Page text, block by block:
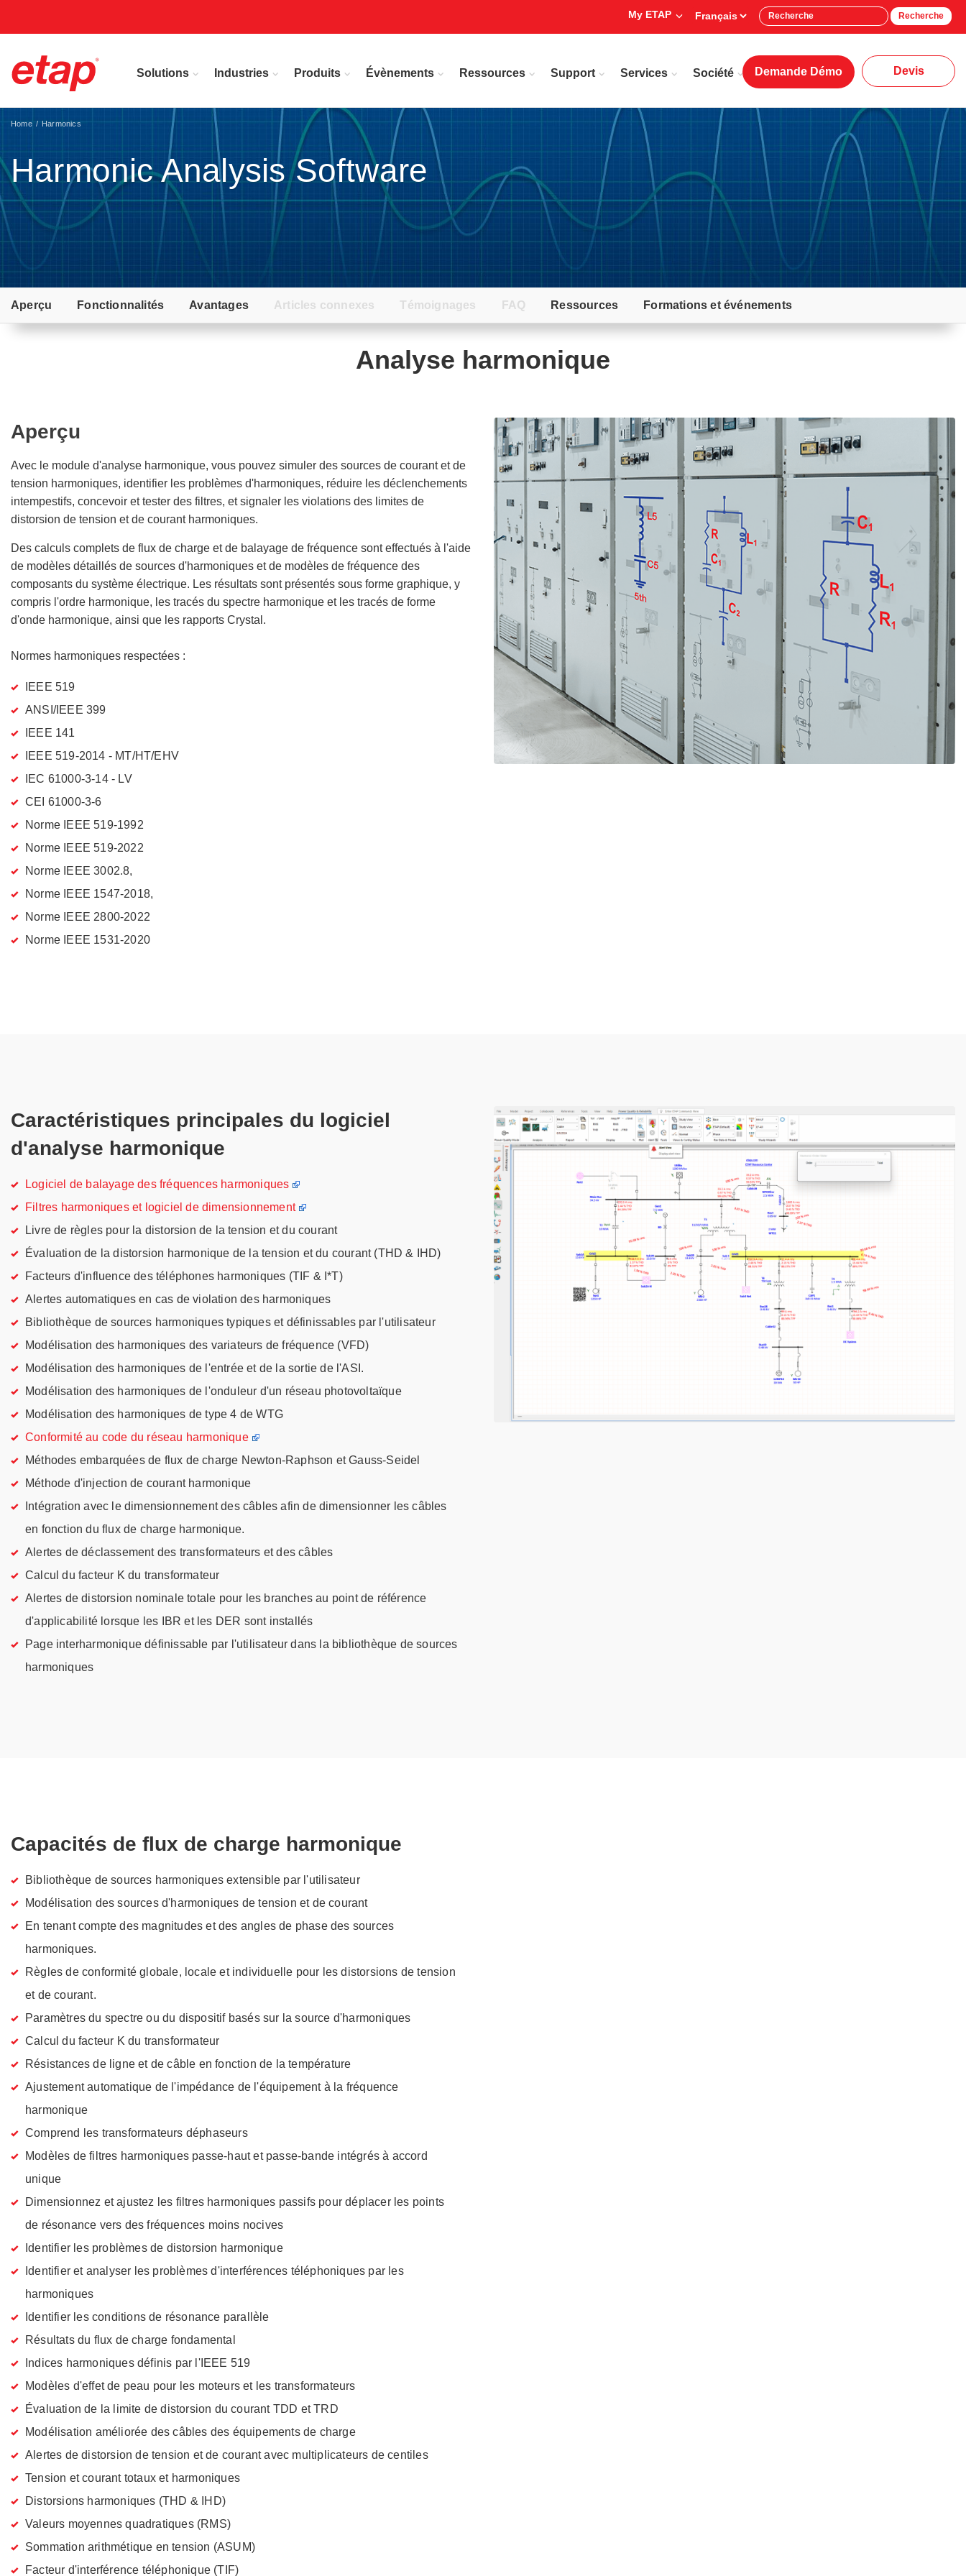
My ETAP Recherche
Solutions Industries Produits Évènements Ressources Support Services Société Demande Démo Devis
Harmonic Analysis Software
Home Harmonics
Aperçu Fonctionnalités Avantages Articles connexes Témoignages FAQ Ressources Formations et événements
Analyse harmonique
Aperçu
Avec le module d'analyse harmonique, vous pouvez simuler des sources de courant et de
tension harmoniques, identifier les problèmes d'harmoniques, réduire les déclenchements
intempestifs, concevoir et tester des filtres, et signaler les violations des limites de
distorsion de tension et de courant harmoniques.
Des calculs complets de flux de charge et de balayage de fréquence sont effectués à l'aide
de modèles détaillés de sources d'harmoniques et de modèles de fréquence des
composants du système électrique. Les résultats sont présentés sous forme graphique, y
compris l'ordre harmonique, les tracés du spectre harmonique et les tracés de forme
d'onde harmonique, ainsi que les rapports Crystal.
Normes harmoniques respectées :
IEEE 519
ANSI/IEEE 399
IEEE 141
IEEE 519-2014 - MT/HT/EHV
IEC 61000-3-14 - LV
CEI 61000-3-6
Norme IEEE 519-1992
Norme IEEE 519-2022
Norme IEEE 3002.8,
Norme IEEE 1547-2018,
Norme IEEE 2800-2022
Norme IEEE 1531-2020
Caractéristiques principales du logiciel
d'analyse harmonique
Logiciel de balayage des fréquences harmoniques
Filtres harmoniques et logiciel de dimensionnement
Livre de règles pour la distorsion de la tension et du courant
Évaluation de la distorsion harmonique de la tension et du courant (THD & IHD)
Facteurs d'influence des téléphones harmoniques (TIF & I*T)
Alertes automatiques en cas de violation des harmoniques
Bibliothèque de sources harmoniques typiques et définissables par l'utilisateur
Modélisation des harmoniques des variateurs de fréquence (VFD)
Modélisation des harmoniques de l'entrée et de la sortie de l'ASI.
Modélisation des harmoniques de l'onduleur d'un réseau photovoltaïque
Modélisation des harmoniques de type 4 de WTG
Conformité au code du réseau harmonique
Méthodes embarquées de flux de charge Newton-Raphson et Gauss-Seidel
Méthode d'injection de courant harmonique
Intégration avec le dimensionnement des câbles afin de dimensionner les câbles
en fonction du flux de charge harmonique.
Alertes de déclassement des transformateurs et des câbles
Calcul du facteur K du transformateur
Alertes de distorsion nominale totale pour les branches au point de référence
d'applicabilité lorsque les IBR et les DER sont installés
Page interharmonique définissable par l'utilisateur dans la bibliothèque de sources
harmoniques
Capacités de flux de charge harmonique
Bibliothèque de sources harmoniques extensible par l'utilisateur
Modélisation des sources d'harmoniques de tension et de courant
En tenant compte des magnitudes et des angles de phase des sources
harmoniques.
Règles de conformité globale, locale et individuelle pour les distorsions de tension
et de courant.
Paramètres du spectre ou du dispositif basés sur la source d'harmoniques
Calcul du facteur K du transformateur
Résistances de ligne et de câble en fonction de la température
Ajustement automatique de l'impédance de l'équipement à la fréquence
harmonique
Comprend les transformateurs déphaseurs
Modèles de filtres harmoniques passe-haut et passe-bande intégrés à accord
unique
Dimensionnez et ajustez les filtres harmoniques passifs pour déplacer les points
de résonance vers des fréquences moins nocives
Identifier les problèmes de distorsion harmonique
Identifier et analyser les problèmes d'interférences téléphoniques par les
harmoniques
Identifier les conditions de résonance parallèle
Résultats du flux de charge fondamental
Indices harmoniques définis par l'IEEE 519
Modèles d'effet de peau pour les moteurs et les transformateurs
Évaluation de la limite de distorsion du courant TDD et TRD
Modélisation améliorée des câbles des équipements de charge
Alertes de distorsion de tension et de courant avec multiplicateurs de centiles
Tension et courant totaux et harmoniques
Distorsions harmoniques (THD & IHD)
Valeurs moyennes quadratiques (RMS)
Sommation arithmétique en tension (ASUM)
Facteur d'interférence téléphonique (TIF)